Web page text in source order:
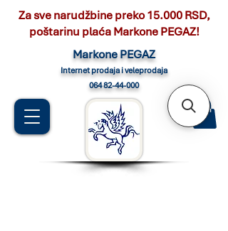
Markone PEGAZ
Internet prodaja i veleprodaja
064 82-44-000
Za sve narudžbine preko 15.000 RSD,
poštarinu plaća Markone PEGAZ!